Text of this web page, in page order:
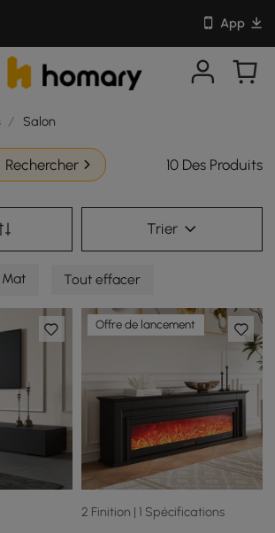
App
/ Salon
Rechercher 10 Des Produits
Trier
Mat Tout effacer
Offre de lancement
2 Finition | 1 Spécifications